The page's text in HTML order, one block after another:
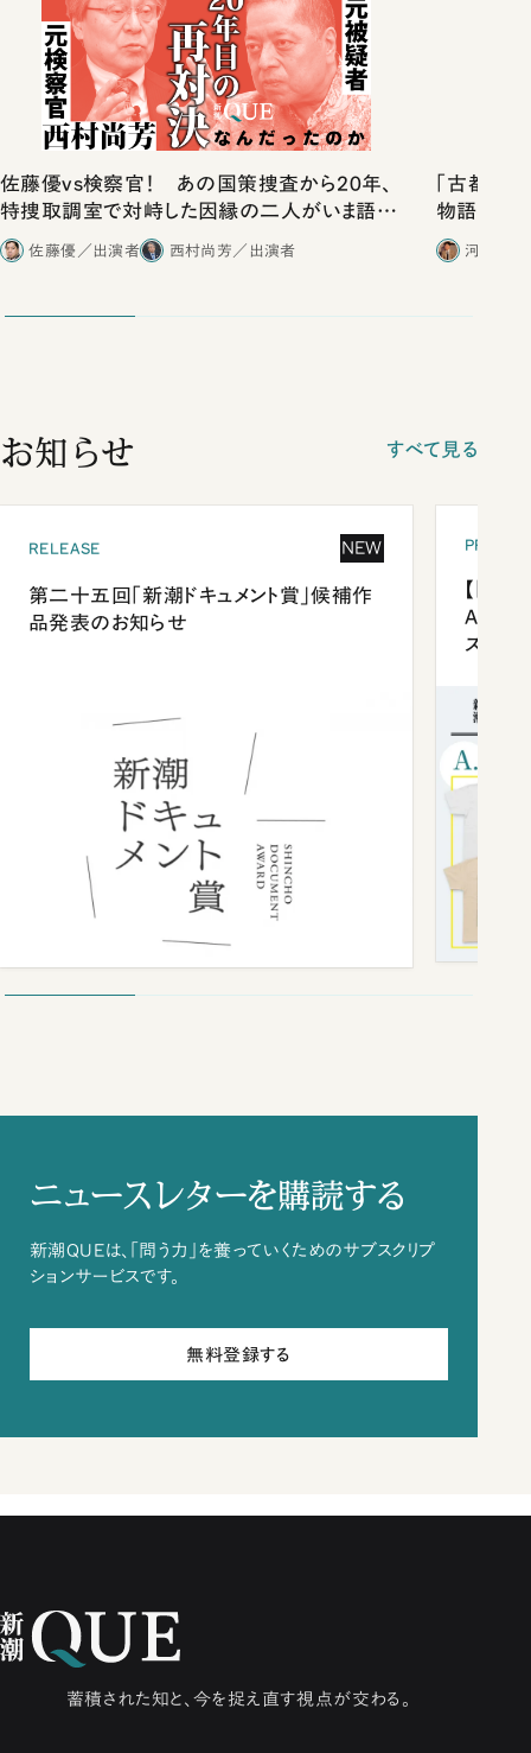
佐藤優vs検察官！ あの国策捜査から20年、
特捜取調室で対峙した因縁の二人がいま語り
合ったこと
佐藤優／出演者 西村尚芳／出演者
「古都」
物語」に
河野有
お知らせ すべて見る
RELEASE NEW
第二十五回「新潮ドキュメント賞」候補作
品発表のお知らせ
【「新
ズプレ
ニュースレターを購読する
新潮QUEは、「問う力」を養っていくためのサブスクリプ
ションサービスです。
無料登録する
蓄積された知と、今を捉え直す視点が交わる。